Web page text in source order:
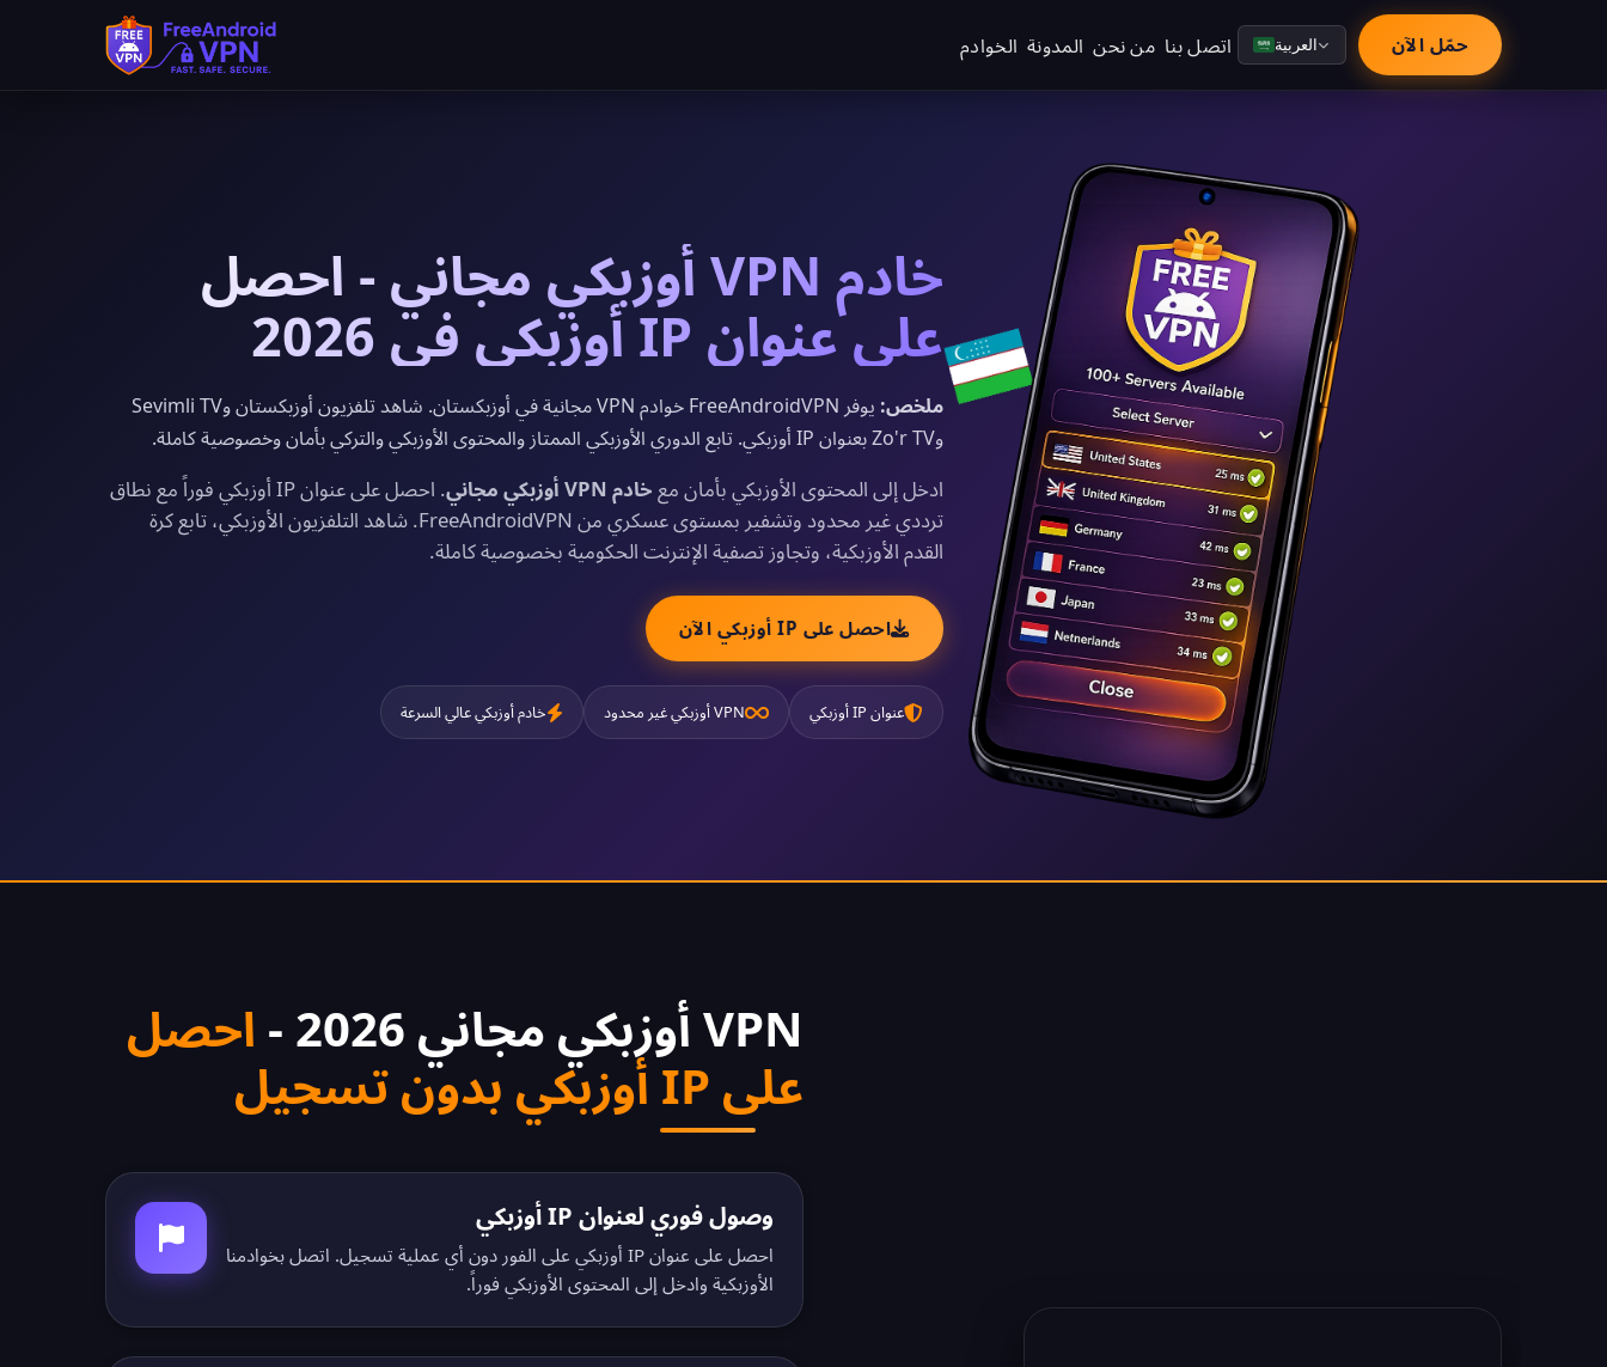
الخوادم المدونة من نحن اتصل بنا العربية حمّل الآن
خادم VPN أوزبكي مجاني - احصل
على عنوان IP أوزبكي في 2026
ملخص:
يوفر FreeAndroidVPN خوادم VPN مجانية في أوزبكستان. شاهد تلفزيون أوزبكستان وSevimli TV
وZo'r TV بعنوان IP أوزبكي. تابع الدوري الأوزبكي الممتاز والمحتوى الأوزبكي والتركي بأمان وخصوصية كاملة.
ادخل إلى المحتوى الأوزبكي بأمان مع خادم VPN أوزبكي مجاني
. احصل على عنوان IP أوزبكي فوراً مع نطاق
ترددي غير محدود وتشفير بمستوى عسكري من FreeAndroidVPN. شاهد التلفزيون الأوزبكي، تابع كرة
القدم الأوزبكية، وتجاوز تصفية الإنترنت الحكومية بخصوصية كاملة.
احصل على IP أوزبكي الآن
عنوان IP أوزبكي VPN أوزبكي غير محدود خادم أوزبكي عالي السرعة
VPN أوزبكي مجاني 2026 -
احصل
على IP أوزبكي بدون تسجيل
وصول فوري لعنوان IP أوزبكي
احصل على عنوان IP أوزبكي على الفور دون أي عملية تسجيل. اتصل بخوادمنا
الأوزبكية وادخل إلى المحتوى الأوزبكي فوراً.